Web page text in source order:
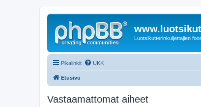
Luotsikutterinkuljettajien
Pikalinkit UKK
Etusivu
Vastaamattomat aiheet